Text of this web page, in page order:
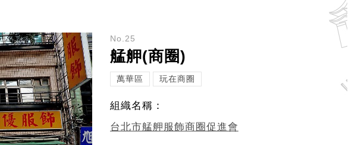
No.25
艋舺(商圈)
萬華區 玩在商圈
組織名稱：
台北市艋舺服飾商圈促進會